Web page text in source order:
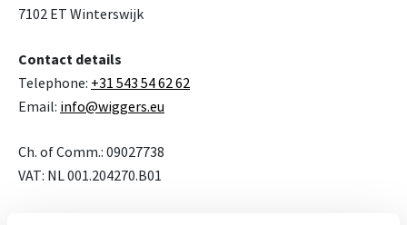
7102 ET Winterswijk
Contact details
Telephone: +31 543 54 62 62
Email: info@wiggers.eu
Ch. of Comm.: 09027738
VAT: NL 001.204270.B01